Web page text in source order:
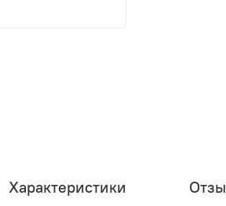
Характеристики